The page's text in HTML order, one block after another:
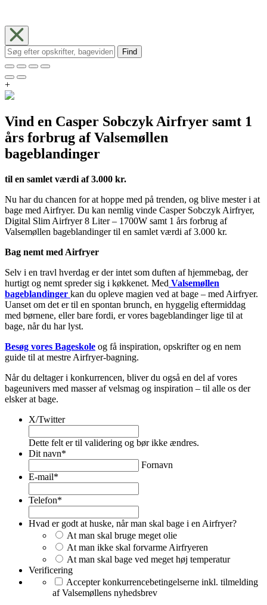
Find
+
Vind en Casper Sobczyk Airfryer samt 1
års forbrug af Valsemøllen
bageblandinger
til en samlet værdi af 3.000 kr.
Nu har du chancen for at hoppe med på trenden, og blive mester i at
bage med Airfryer. Du kan nemlig vinde Casper Sobczyk Airfryer,
Digital Slim Airfryer 8 Liter – 1700W samt 1 års forbrug af
Valsemøllen bageblandinger til en samlet værdi af 3.000 kr.
Bag nemt med Airfryer
Selv i en travl hverdag er der intet som duften af hjemmebag, der
hurtigt og nemt spreder sig i køkkenet. Med Valsemøllen
bageblandinger kan du opleve magien ved at bage – med Airfryer.
Uanset om det er til en spontan brunch, en hyggelig eftermiddag
med børnene, eller bare fordi, er vores bageblandinger lige til at
bage, når du har lyst.
Besøg vores Bageskole og få inspiration, opskrifter og en nem
guide til at mestre Airfryer-bagning.
Når du deltager i konkurrencen, bliver du også en del af vores
bageunivers med masser af velsmag og inspiration – til alle os der
elsker at bage.
X/Twitter
Dette felt er til validering og bør ikke ændres.
Dit navn*
Fornavn
E-mail*
Telefon*
Hvad er godt at huske, når man skal bage i en Airfryer?
At man skal bruge meget olie
At man ikke skal forvarme Airfryeren
At man skal bage ved meget høj temperatur
Verificering
Accepter konkurrencebetingelserne inkl. tilmelding
af Valsemøllens nyhedsbrev